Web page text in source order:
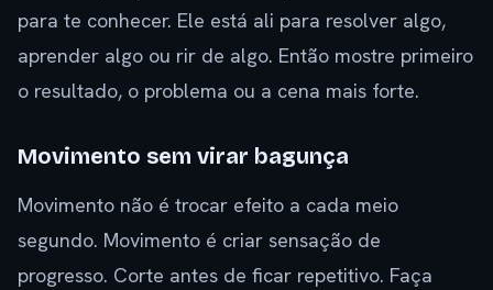
para te conhecer. Ele está ali para resolver algo,
aprender algo ou rir de algo. Então mostre primeiro
o resultado, o problema ou a cena mais forte.
Movimento sem virar bagunça
Movimento não é trocar efeito a cada meio
segundo. Movimento é criar sensação de
progresso. Corte antes de ficar repetitivo. Faça